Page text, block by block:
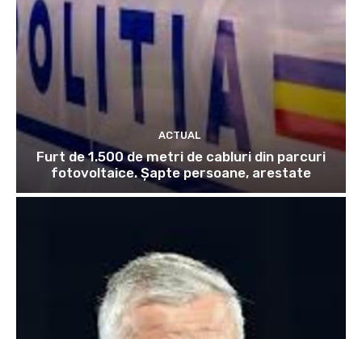
ACTUAL
Furt de 1.500 de metri de cabluri din parcuri
fotovoltaice. Șapte persoane, arestate